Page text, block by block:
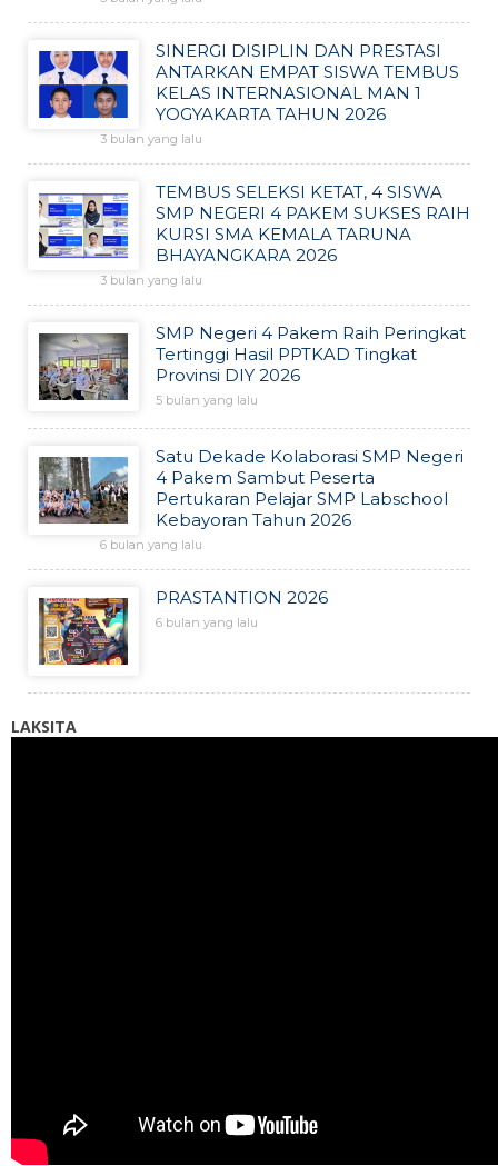
SINERGI DISIPLIN DAN PRESTASI
ANTARKAN EMPAT SISWA TEMBUS
KELAS INTERNASIONAL MAN 1
YOGYAKARTA TAHUN 2026
3 bulan yang lalu
TEMBUS SELEKSI KETAT, 4 SISWA
SMP NEGERI 4 PAKEM SUKSES RAIH
KURSI SMA KEMALA TARUNA
BHAYANGKARA 2026
3 bulan yang lalu
SMP Negeri 4 Pakem Raih Peringkat
Tertinggi Hasil PPTKAD Tingkat
Provinsi DIY 2026
5 bulan yang lalu
Satu Dekade Kolaborasi SMP Negeri
4 Pakem Sambut Peserta
Pertukaran Pelajar SMP Labschool
Kebayoran Tahun 2026
6 bulan yang lalu
PRASTANTION 2026
6 bulan yang lalu
LAKSITA